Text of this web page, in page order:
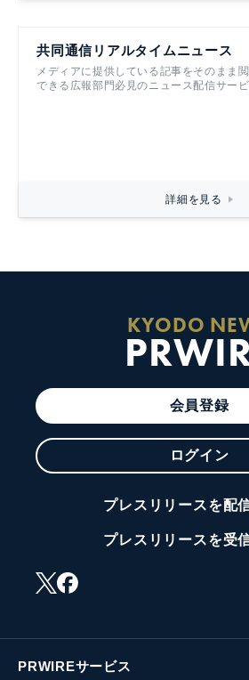
共同通信リアルタイムニュース
メディアに提供している記事をそのまま
できる広報部門必見のニュース配信サービ
詳細を見る
KYODO
会員登録
ログイン
プレスリリースを配
プレスリリースを受
PRWIREサービス